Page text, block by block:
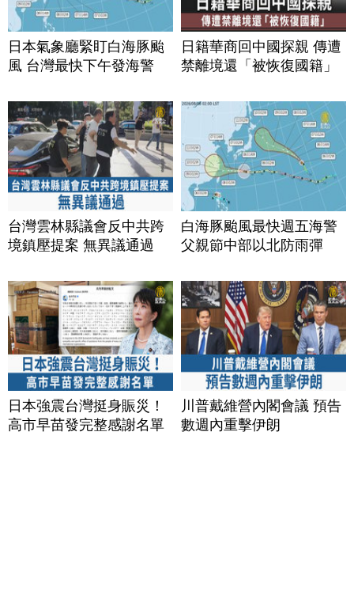
日本氣象廳緊盯白海豚颱
風 台灣最快下午發海警
日籍華商回中國探親 傳遭
禁離境還「被恢復國籍」
台灣雲林縣議會反中共跨
境鎮壓提案 無異議通過
白海豚颱風最快週五海警
父親節中部以北防雨彈
日本強震台灣挺身賑災！
高市早苗發完整感謝名單
川普戴維營內閣會議 預告
數週內重擊伊朗